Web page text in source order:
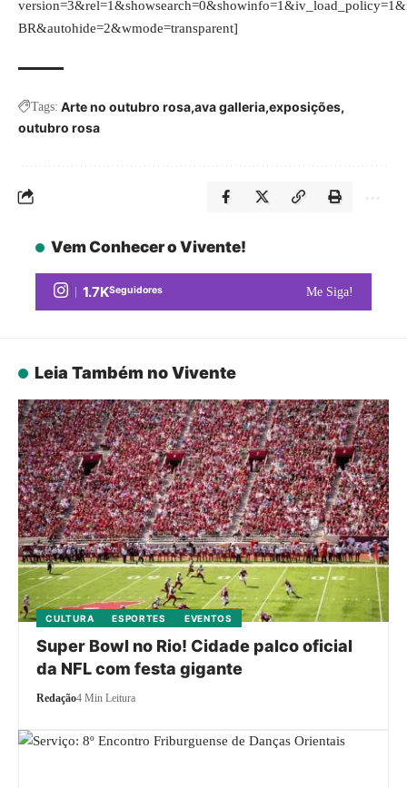
BR&autohide=2&wmode=transparent]
Tags: Arte no outubro rosa ava galleria exposições
outubro rosa
Vem Conhecer o Vivente!
1.7KSeguidores Me Siga!
Leia Também no Vivente
CULTURA ESPORTES EVENTOS
Super Bowl no Rio! Cidade palco oficial
da NFL com festa gigante
Redação4 Min Leitura